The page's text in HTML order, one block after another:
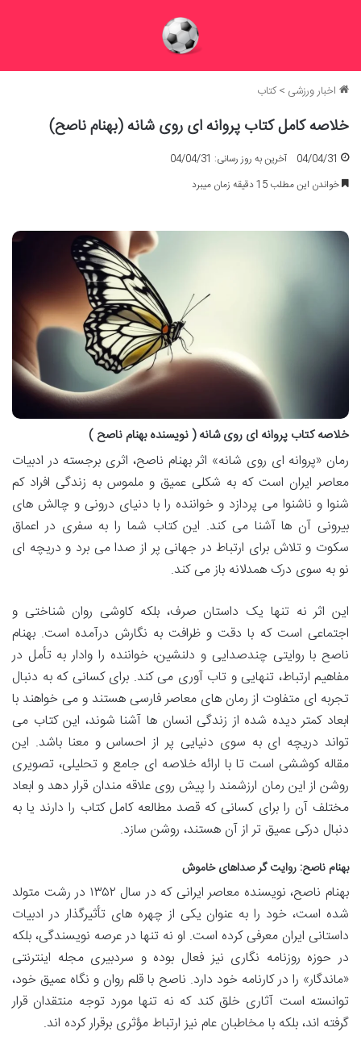
اخبار ورزشی >کتاب
خلاصه کامل کتاب پروانه ای روی شانه (بهنام ناصح)
04/04/31
آخرین به روز رسانی: 04/04/31
خواندن این مطلب 15 دقیقه زمان میبرد
خلاصه کتاب پروانه ای روی شانه ( نویسنده بهنام ناصح )
رمان «پروانه ای روی شانه» اثر بهنام ناصح، اثری برجسته در ادبیات
معاصر ایران است که به شکلی عمیق و ملموس به زندگی افراد کم
شنوا و ناشنوا می پردازد و خواننده را با دنیای درونی و چالش های
بیرونی آن ها آشنا می کند. این کتاب شما را به سفری در اعماق
سکوت و تلاش برای ارتباط در جهانی پر از صدا می برد و دریچه ای
نو به سوی درک همدلانه باز می کند.
این اثر نه تنها یک داستان صرف، بلکه کاوشی روان شناختی و
اجتماعی است که با دقت و ظرافت به نگارش درآمده است. بهنام
ناصح با روایتی چندصدایی و دلنشین، خواننده را وادار به تأمل در
مفاهیم ارتباط، تنهایی و تاب آوری می کند. برای کسانی که به دنبال
تجربه ای متفاوت از رمان های معاصر فارسی هستند و می خواهند با
ابعاد کمتر دیده شده از زندگی انسان ها آشنا شوند، این کتاب می
تواند دریچه ای به سوی دنیایی پر از احساس و معنا باشد. این
مقاله کوششی است تا با ارائه خلاصه ای جامع و تحلیلی، تصویری
روشن از این رمان ارزشمند را پیش روی علاقه مندان قرار دهد و ابعاد
مختلف آن را برای کسانی که قصد مطالعه کامل کتاب را دارند یا به
دنبال درکی عمیق تر از آن هستند، روشن سازد.
بهنام ناصح: روایت گر صداهای خاموش
بهنام ناصح، نویسنده معاصر ایرانی که در سال ۱۳۵۲ در رشت متولد
شده است، خود را به عنوان یکی از چهره های تأثیرگذار در ادبیات
داستانی ایران معرفی کرده است. او نه تنها در عرصه نویسندگی، بلکه
در حوزه روزنامه نگاری نیز فعال بوده و سردبیری مجله اینترنتی
«ماندگار» را در کارنامه خود دارد. ناصح با قلم روان و نگاه عمیق خود،
توانسته است آثاری خلق کند که نه تنها مورد توجه منتقدان قرار
گرفته اند، بلکه با مخاطبان عام نیز ارتباط مؤثری برقرار کرده اند.